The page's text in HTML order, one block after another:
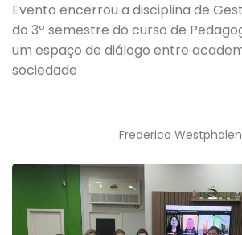
Evento encerrou a disciplina de
do 3º semestre do curso de
um espaço de diálogo entre
sociedade
Frederico Westphalen